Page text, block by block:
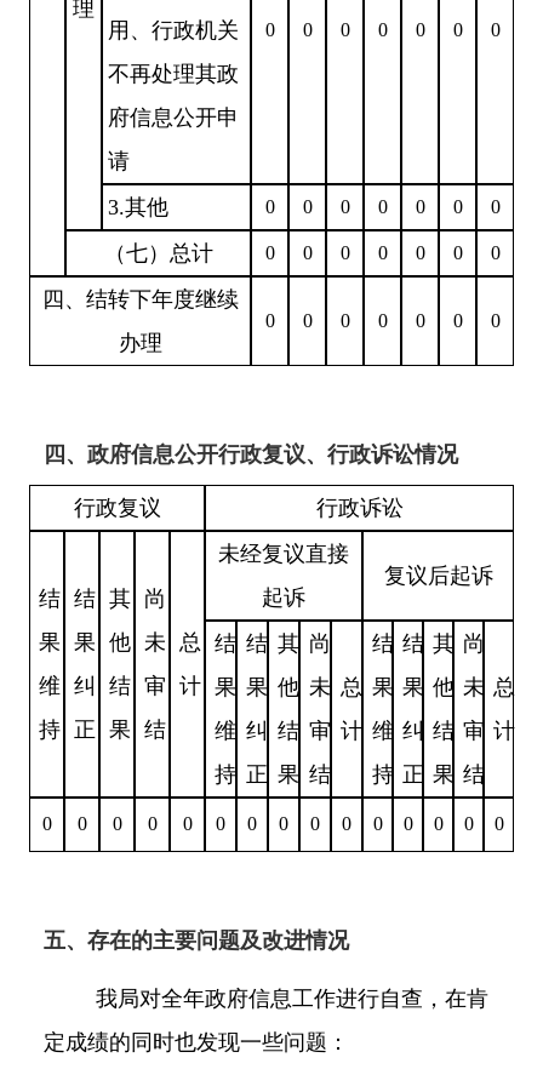
理
用、行政机关
不再处理其政
府信息公开申
请
0 0 0 0 0 0 0
3.其他 0 0 0 0 0 0 0
（七）总计 0 0 0 0 0 0 0
四、结转下年度继续
办理
0 0 0 0 0 0 0
四、政府信息公开行政复议、行政诉讼情况
行政复议 行政诉讼
结
果
维
持
结
果
纠
正
其
他
结
果
尚
未
审
结
总
计
未经复议直接
起诉
复议后起诉
结
果
维
持
结
果
纠
正
其
他
结
果
尚
未
审
结
总
计
结
果
维
持
结
果
纠
正
其
他
结
果
尚
未
审
结
总
计
0 0 0 0 0 0 0 0 0 0 0 0 0 0 0
五、存在的主要问题及改进情况
我局对全年政府信息工作进行自查，在肯
定成绩的同时也发现一些问题：